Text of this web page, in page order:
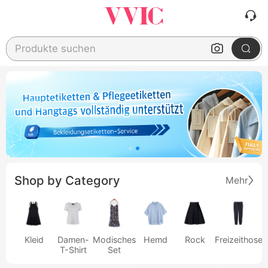
Produkte suchen
Shop by Category Mehr
Kleid
Damen-
T-Shirt
Modisches
Set
Hemd Rock Freizeithose